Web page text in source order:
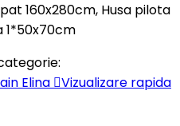
160x280cm, Husa pilota
1*50x70cm
Vizualizare rapida